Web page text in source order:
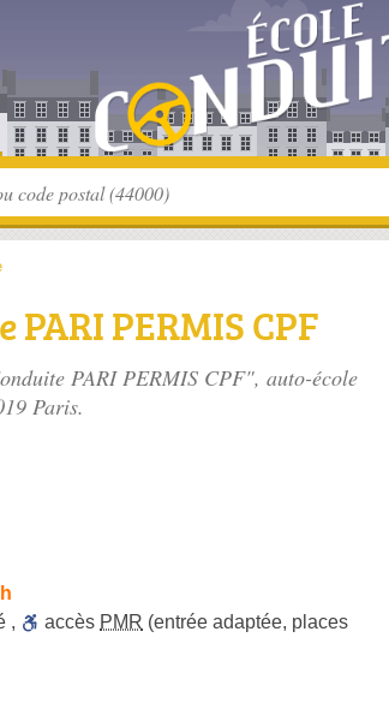
PERMIS CPF
PARI PERMIS CPF", auto-école
Paris.
, accès PMR (entrée adaptée, places